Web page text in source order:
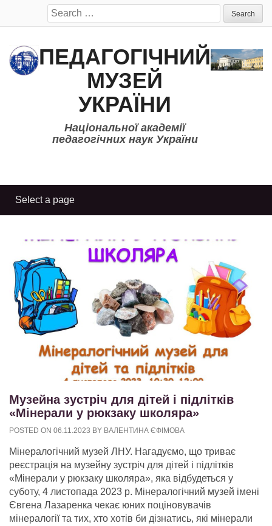
Search
for:
ПЕДАГОГІЧНИЙ
МУЗЕЙ
УКРАЇНИ
Національної академії
педагогічних наук України
Музейна зустріч для дітей і підлітків
«Мінерали у рюкзаку школяра»
POSTED ON 06.11.2023 BY ВАЛЕНТИНА ЄФІМОВА
Мінералогічний музей ЛНУ. Нагадуємо, що триває
реєстрація на музейну зустріч для дітей і підлітків
«Мінерали у рюкзаку школяра», яка відбудеться у
суботу, 4 листопада 2023 р. Мінералогічний музей імені
Євгена Лазаренка чекає юних поціновувачів
мінералогії та тих, хто хотів би дізнатись, які мінерали